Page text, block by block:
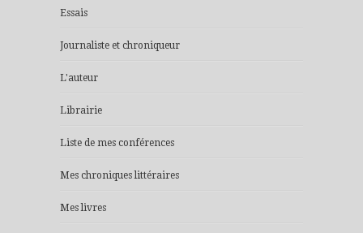
Essais
Journaliste et chroniqueur
L'auteur
Librairie
Liste de mes conférences
Mes chroniques littéraires
Mes livres